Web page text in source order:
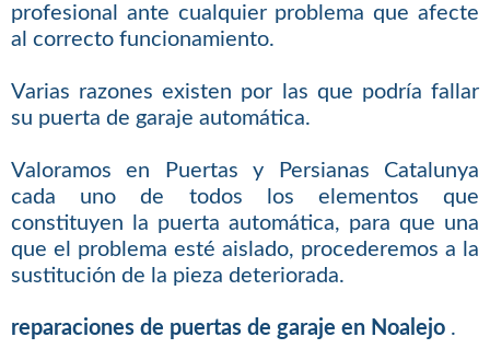
profesional ante cualquier problema que afecte
al correcto funcionamiento.
Varias razones existen por las que podría fallar
su puerta de garaje automática.
Valoramos en Puertas y Persianas Catalunya
cada uno de todos los elementos que
constituyen la puerta automática, para que una
que el problema esté aislado, procederemos a la
sustitución de la pieza deteriorada.
reparaciones de puertas de garaje en Noalejo .